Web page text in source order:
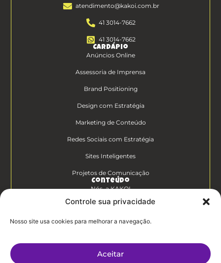
Controle sua privacidade
Nosso site usa cookies para melhorar a navegação.
Aceitar
atendimento@kakoi.com.br
41 3014-7662
41 3014-7662
Cardápio
Anúncios Online
Assessoria de Imprensa
Brand Positioning
Design com Estratégia
Marketing de Conteúdo
Redes Sociais com Estratégia
Sites Inteligentes
Projetos de Comunicação
Conteúdo
Nós, a KAKOI
Diferenciais Clientes KAKOI
KAKOICast
Trabalhe Conosco